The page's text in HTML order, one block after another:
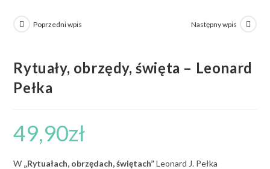
Poprzedni wpis Następny wpis
Rytuały, obrzędy, święta – Leonard
Pełka
49,90zł
W „Rytuałach, obrzędach, świętach”Leonard J. Pełka